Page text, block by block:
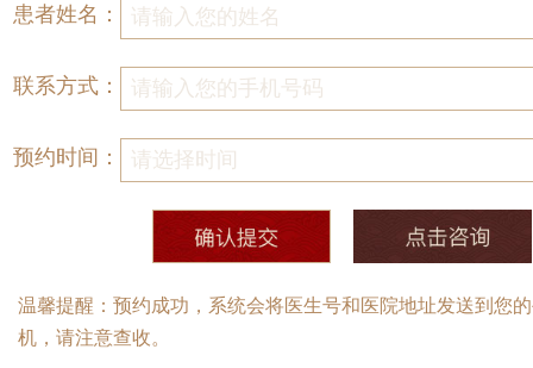
患者姓名：
联系方式：
预约时间：
温馨提醒：预约成功，系统会将医生号和医院地址发送到您
机，请注意查收。